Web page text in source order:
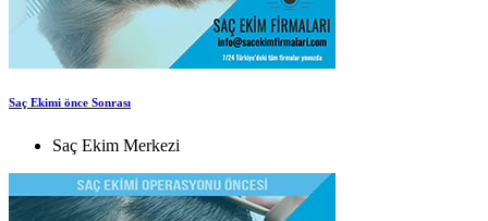
Saç Ekimi önce Sonrası
Saç Ekim Merkezi